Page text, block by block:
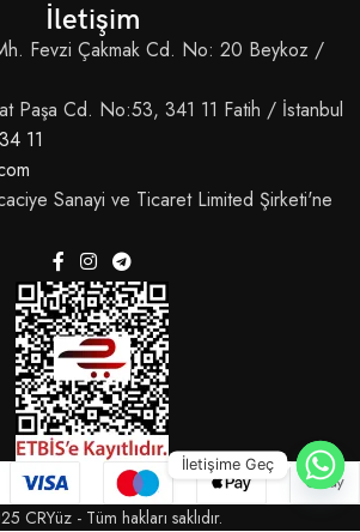
İletişim
Fevzi Çakmak Cd. No: 20 Beykoz /
Paşa Cd. No:53, 341 11 Fatih / İstanbul
11
Sanayi ve Ticaret Limited Şirketi'ne
CRYüz - Tüm hakları saklıdır.
İletişime Geç